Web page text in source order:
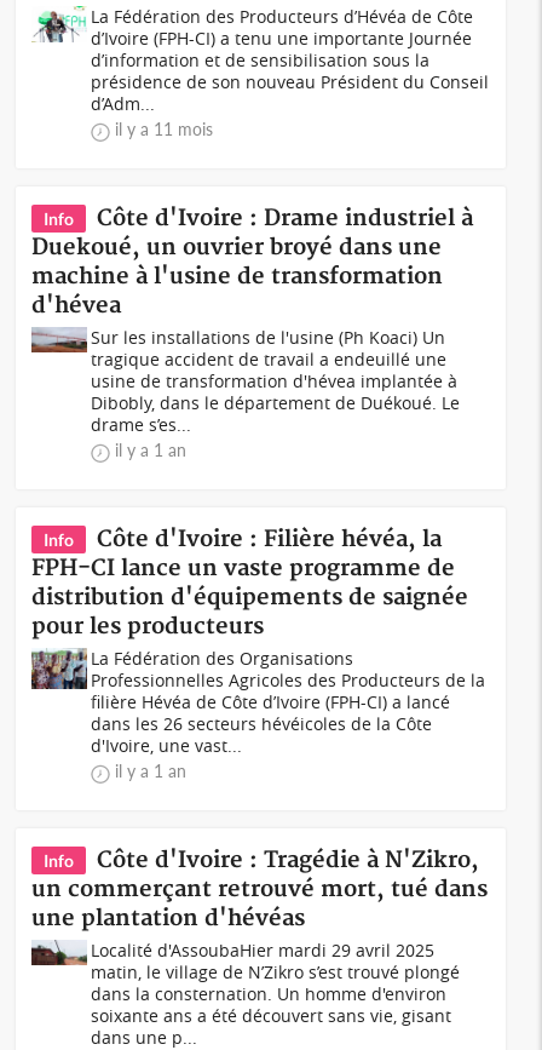
La Fédération des Producteurs d’Hévéa de Côte
d’Ivoire (FPH-CI) a tenu une importante Journée
d’information et de sensibilisation sous la
présidence de son nouveau Président du Conseil
d’Adm...
il y a 11 mois
Info
Côte d'Ivoire : Drame industriel à
Duekoué, un ouvrier broyé dans une
machine à l'usine de transformation
d'hévea
Sur les installations de l'usine (Ph Koaci) Un
tragique accident de travail a endeuillé une
usine de transformation d'hévea implantée à
Dibobly, dans le département de Duékoué. Le
drame s’es...
il y a 1 an
Info
Côte d'Ivoire : Filière hévéa, la
FPH-CI lance un vaste programme de
distribution d'équipements de saignée
pour les producteurs
La Fédération des Organisations
Professionnelles Agricoles des Producteurs de la
filière Hévéa de Côte d’Ivoire (FPH-CI) a lancé
dans les 26 secteurs hévéicoles de la Côte
d'Ivoire, une vast...
il y a 1 an
Info
Côte d'Ivoire : Tragédie à N'Zikro,
un commerçant retrouvé mort, tué dans
une plantation d'hévéas
Localité d'AssoubaHier mardi 29 avril 2025
matin, le village de N’Zikro s’est trouvé plongé
dans la consternation. Un homme d'environ
soixante ans a été découvert sans vie, gisant
dans une p...